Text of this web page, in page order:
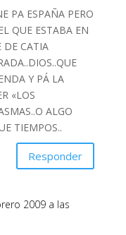
PA ESPAÑA PERO
QUE ESTABA EN
DE CATIA
Y PÁ LA
«LOS
ALGO
TIEMPOS..
Responder
2009 a las